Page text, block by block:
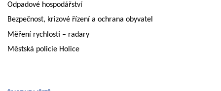
Odpadové hospodářství
Bezpečnost, krizové řízení a ochrana obyvatel
Měření rychlosti – radary
Městská policie Holice